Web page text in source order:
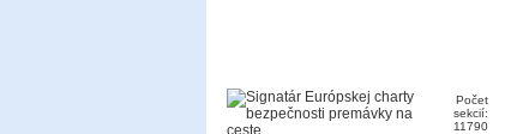
Počet
sekcií:
11790